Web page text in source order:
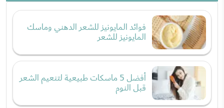
فوائد المايونيز للشعر الدهني وماسك
المايونيز للشعر
أفضل 5 ماسكات طبيعية لتنعيم الشعر
قبل النوم